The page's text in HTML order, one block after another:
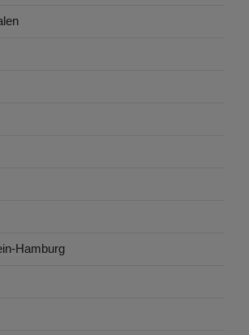
Hamburg